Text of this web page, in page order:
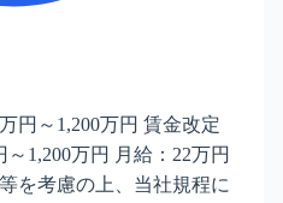
円～1,200万円 賃金改定
1,200万円 月給：22万円
を考慮の上、当社規程に